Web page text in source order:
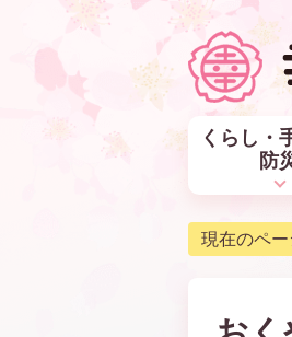
くらし・
防
現在のペー